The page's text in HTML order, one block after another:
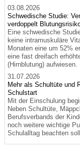
03.08.2026
Schwedische Studie:
verdoppelt
Eine schwedische
keine intramuskuläre
Monaten eine um 52%
eine fast dreifach
(Hirnblutung) aufwiesen.
31.07.2026
Mehr als Schultüte und
Schulstart
Mit der Einschulung
Neben Schultüte,
Berufsverbands der
noch weitere wichtige
Schulalltag beachten